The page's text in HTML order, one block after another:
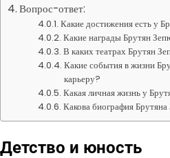
Вопрос-ответ:
Какие достижения есть у
Какие награды Брутян
В каких театрах Брутян
Какие события в жизни
карьеру?
Какая личная жизнь у
Какова биография
Детство и юность